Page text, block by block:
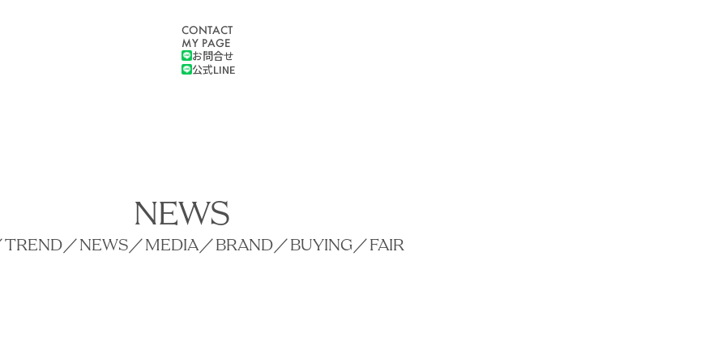
CONTACT
MY PAGE
お問合せ
公式LINE
NEWS
TREND／ NEWS／ MEDIA／ BRAND／ BUYING／ FAIR